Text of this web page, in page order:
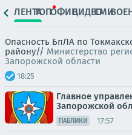
ЛЕНТАТОПОФИЦ.ВИДЕОСМИ
Опасность БпЛА по
району// Министерство
Запорожской области
18:25
Главное
Запорожской
ПАБЛИКИ 17:57